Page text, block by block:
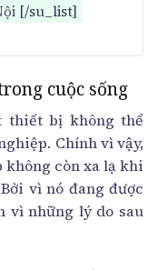
[/su_list]
cuộc sống
thiết bị không thể
Chính vì vậy,
không còn xa lạ khi
vì nó đang được
vì những lý do sau